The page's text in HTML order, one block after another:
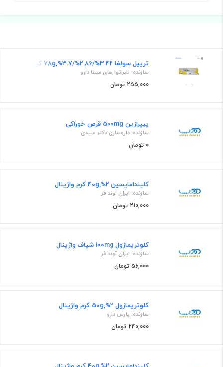
تریپل سولفا 3.42%/2.86%/3.7%,78g کرم واژینال
سازنده: لابراتوارهای سینا دارو
255,000 تومان
پیپرازین 500mg قرص خوراکی
سازنده: داروسازی دکتر عبیدی
0 تومان
کلیندامایسین 2%,40g کرم واژینال
سازنده: ایران آوند فر
210,000 تومان
کلوتریمازول 100mg شیاف واژینال
سازنده: ایران آوند فر
56,000 تومان
کلوتریمازول 2%,50g کرم واژینال
سازنده: پارس دارو
240,000 تومان